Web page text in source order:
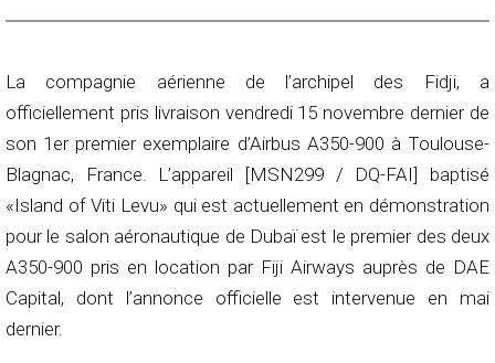
La compagnie aérienne de l’archipel des Fidji, a
officiellement pris livraison vendredi 15 novembre dernier de
son 1er premier exemplaire d’Airbus A350-900 à Toulouse-
Blagnac, France. L’appareil [MSN299 / DQ-FAI] baptisé
«Island of Viti Levu» qui est actuellement en démonstration
pour le salon aéronautique de Dubaï est le premier des deux
A350-900 pris en location par Fiji Airways auprès de DAE
Capital, dont l’annonce officielle est intervenue en mai
dernier.